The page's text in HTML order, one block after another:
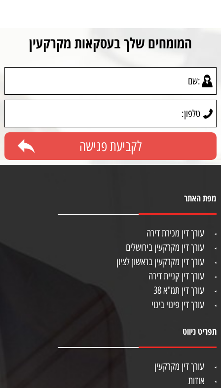
המומחים שלך בעסקאות מקרקעין
מפת האתר
עורך דין מכירת דירה
עורך דין מקרקעין בירושלים
עורך דין מקרקעין בראשון לציון
עורך דין קניית דירה
עורך דין תמ"א 38
עורך דין פינוי בינוי
תפריט ניווט
עורך דין מקרקעין
אודות